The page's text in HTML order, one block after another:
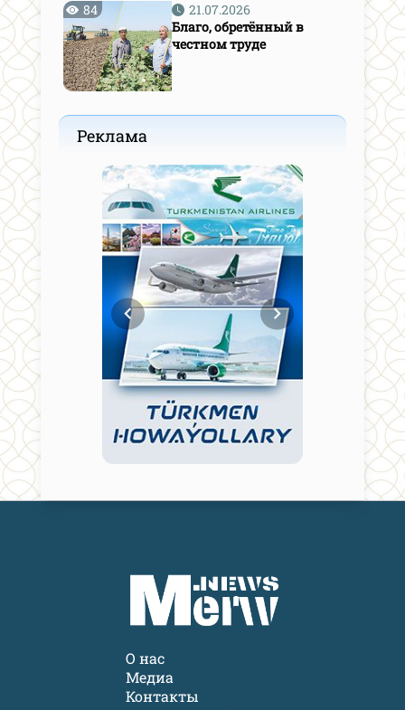
84
21.07.2026
Благо, обретённый в
честном труде
Реклама
О нас
Медиа
Контакты